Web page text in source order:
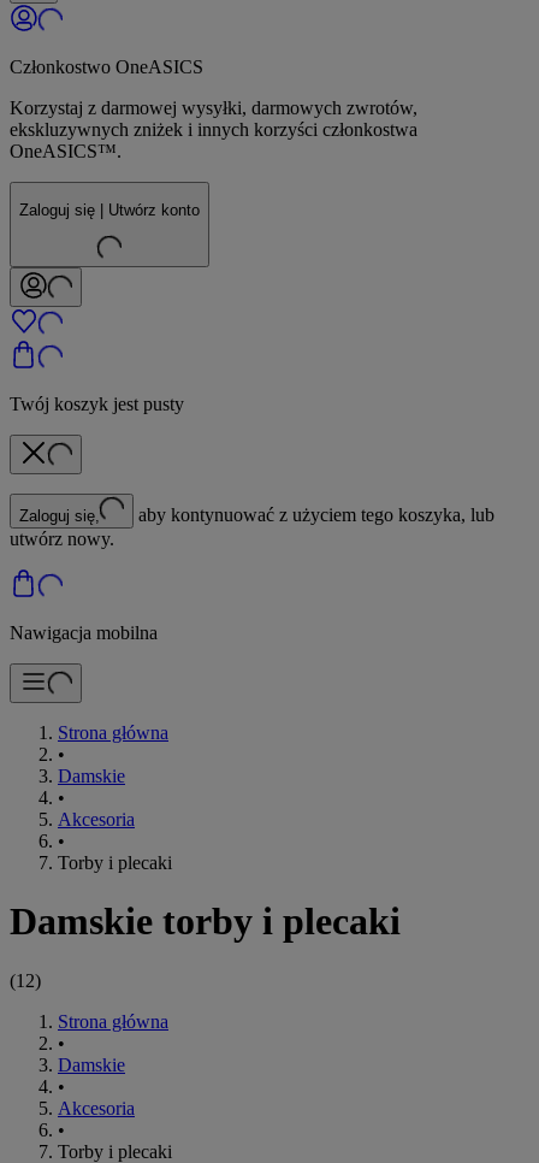
Członkostwo OneASICS
Korzystaj z darmowej wysyłki, darmowych zwrotów,
ekskluzywnych zniżek i innych korzyści członkostwa
OneASICS™.
Zaloguj się | Utwórz konto
Twój koszyk jest pusty
Zaloguj się,
aby kontynuować z użyciem tego koszyka, lub
utwórz nowy.
Nawigacja mobilna
Strona główna
•
Damskie
•
Akcesoria
•
Torby i plecaki
Damskie torby i plecaki
(12)
Strona główna
•
Damskie
•
Akcesoria
•
Torby i plecaki